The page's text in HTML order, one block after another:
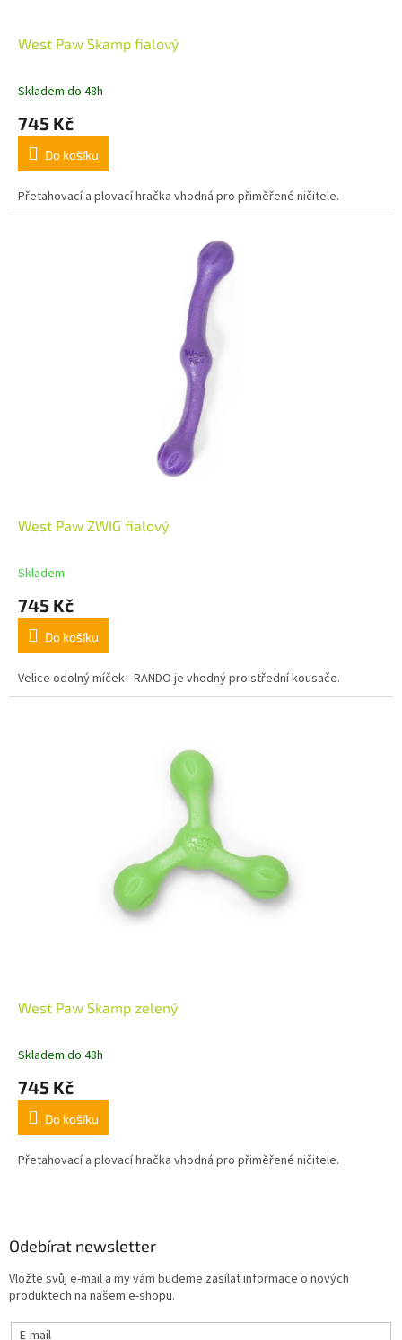
West Paw Skamp fialový
Skladem do 48h
745 Kč
Do košíku
Přetahovací a plovací hračka vhodná pro přiměřené ničitele.
West Paw ZWIG fialový
Skladem
745 Kč
Do košíku
Velice odolný míček - RANDO je vhodný pro střední kousače.
West Paw Skamp zelený
Skladem do 48h
745 Kč
Do košíku
Přetahovací a plovací hračka vhodná pro přiměřené ničitele.
Odebírat newsletter
Vložte svůj e-mail a my vám budeme zasílat informace o nových
produktech na našem e-shopu.
E-mail